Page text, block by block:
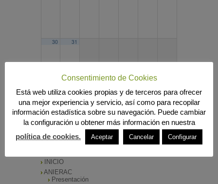
30 31
2025 JUL SEP 2027
Búsqueda
INICIO
ANIERAC
Presentación
Consentimiento de Cookies
Está web utiliza cookies propias y de terceros para ofrecer
una mejor experiencia y servicio, así como para recopilar
información estadística sobre su navegación. Puede cambiar
la configuración u obtener más información en nuestra
política de cookies.
Aceptar Cancelar Configurar